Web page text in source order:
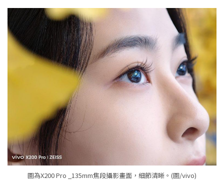
圖為X200 Pro _135mm焦段攝影畫面，細節清晰。(圖/vivo)